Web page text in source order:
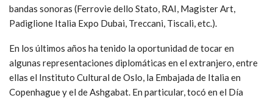
bandas sonoras (Ferrovie dello Stato, RAI, Magister Art,
Padiglione Italia Expo Dubai, Treccani, Tiscali, etc.).
En los últimos años ha tenido la oportunidad de tocar en
algunas representaciones diplomáticas en el extranjero, entre
ellas el Instituto Cultural de Oslo, la Embajada de Italia en
Copenhague y el de Ashgabat. En particular, tocó en el Día